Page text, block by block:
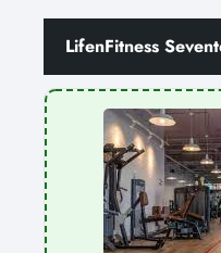
LifenFitness